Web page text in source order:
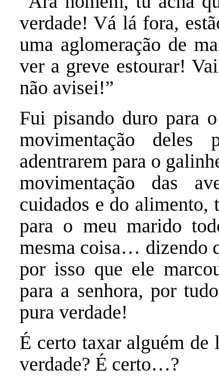
verdade! Vá lá fora,
uma aglomeração de
ver a greve estourar!
não avisei!”
Fui pisando duro para
movimentação
adentrarem para o
movimentação das
cuidados e do
para o meu marido
mesma coisa… dizendo
por isso que ele
para a senhora, por
pura verdade!
É certo taxar alguém de
verdade? É certo…?